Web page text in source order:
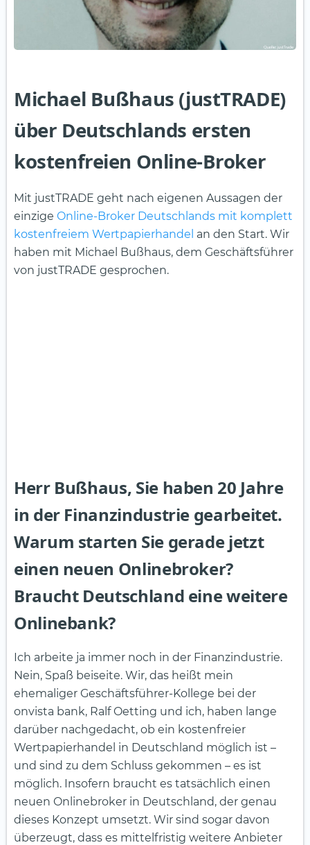
Michael Bußhaus (justTRADE)
über Deutschlands ersten
kostenfreien Online-Broker
Mit justTRADE geht nach eigenen Aussagen der
einzige Online-Broker Deutschlands mit komplett
kostenfreiem Wertpapierhandel an den Start. Wir
haben mit Michael Bußhaus, dem Geschäftsführer
von justTRADE gesprochen.
Herr Bußhaus, Sie haben 20 Jahre
in der Finanzindustrie gearbeitet.
Warum starten Sie gerade jetzt
einen neuen Onlinebroker?
Braucht Deutschland eine weitere
Onlinebank?
Ich arbeite ja immer noch in der Finanzindustrie.
Nein, Spaß beiseite. Wir, das heißt mein
ehemaliger Geschäftsführer-Kollege bei der
onvista bank, Ralf Oetting und ich, haben lange
darüber nachgedacht, ob ein kostenfreier
Wertpapierhandel in Deutschland möglich ist –
und sind zu dem Schluss gekommen – es ist
möglich. Insofern braucht es tatsächlich einen
neuen Onlinebroker in Deutschland, der genau
dieses Konzept umsetzt. Wir sind sogar davon
überzeugt, dass es mittelfristig weitere Anbieter